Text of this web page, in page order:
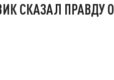
СКАЗАЛ ПРАВДУ О